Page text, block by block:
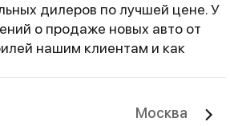
дилеров по лучшей цене. У
о продаже новых авто от
нашим клиентам и как
Москва